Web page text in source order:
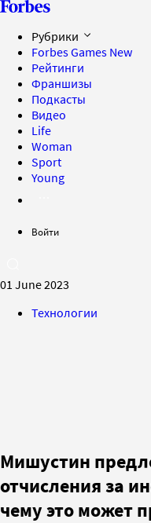
Рубрики
Forbes Games New
Рейтинги
Франшизы
Подкасты
Видео
Life
Woman
Sport
Young
Войти
01 June 2023
Технологии
Мишустин
отчисления за
чему это может